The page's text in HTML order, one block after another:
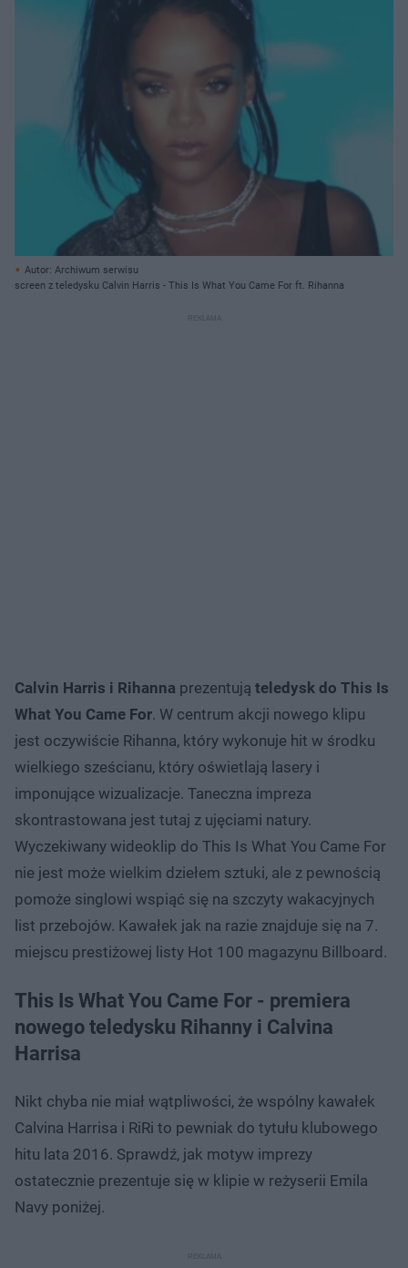
Autor: Archiwum serwisu
screen z teledysku Calvin Harris - This Is What You Came For ft. Rihanna
Calvin Harris i Rihanna prezentują teledysk do This Is
What You Came For. W centrum akcji nowego klipu
jest oczywiście Rihanna, który wykonuje hit w środku
wielkiego sześcianu, który oświetlają lasery i
imponujące wizualizacje. Taneczna impreza
skontrastowana jest tutaj z ujęciami natury.
Wyczekiwany wideoklip do This Is What You Came For
nie jest może wielkim dziełem sztuki, ale z pewnością
pomoże singlowi wspiąć się na szczyty wakacyjnych
list przebojów. Kawałek jak na razie znajduje się na 7.
miejscu prestiżowej listy Hot 100 magazynu Billboard.
This Is What You Came For - premiera
nowego teledysku Rihanny i Calvina
Harrisa
Nikt chyba nie miał wątpliwości, że wspólny kawałek
Calvina Harrisa i RiRi to pewniak do tytułu klubowego
hitu lata 2016. Sprawdź, jak motyw imprezy
ostatecznie prezentuje się w klipie w reżyserii Emila
Navy poniżej.